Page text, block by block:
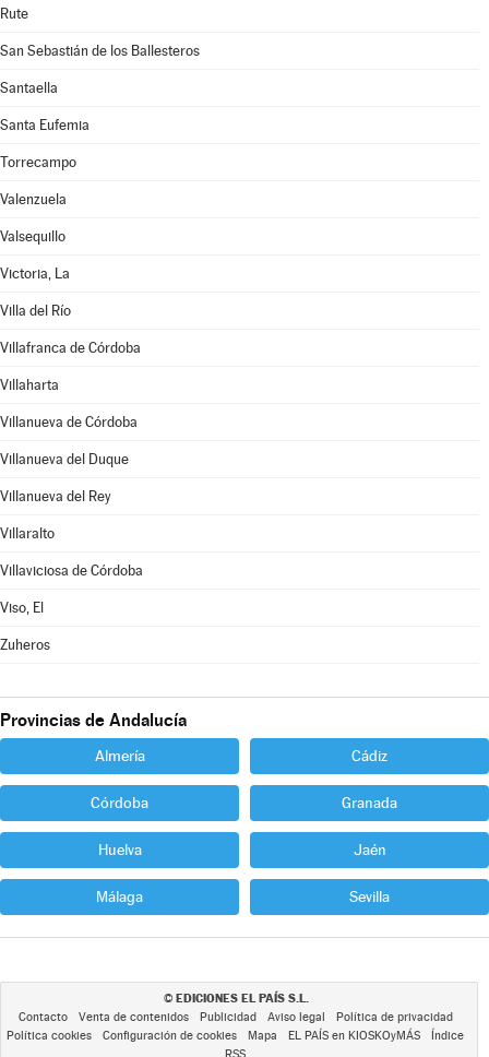
Rute
San Sebastián de los Ballesteros
Santaella
Santa Eufemia
Torrecampo
Valenzuela
Valsequillo
Victoria, La
Villa del Río
Villafranca de Córdoba
Villaharta
Villanueva de Córdoba
Villanueva del Duque
Villanueva del Rey
Villaralto
Villaviciosa de Córdoba
Viso, El
Zuheros
Provincias de Andalucía
Almería Cádiz
Córdoba Granada
Huelva Jaén
Málaga Sevilla
© EDICIONES EL PAÍS S.L.
Contacto Venta de contenidos Publicidad Aviso legal
Política de privacidad
Política cookies
Configuración de cookies Mapa EL PAÍS en KIOSKOyMÁS
Índice